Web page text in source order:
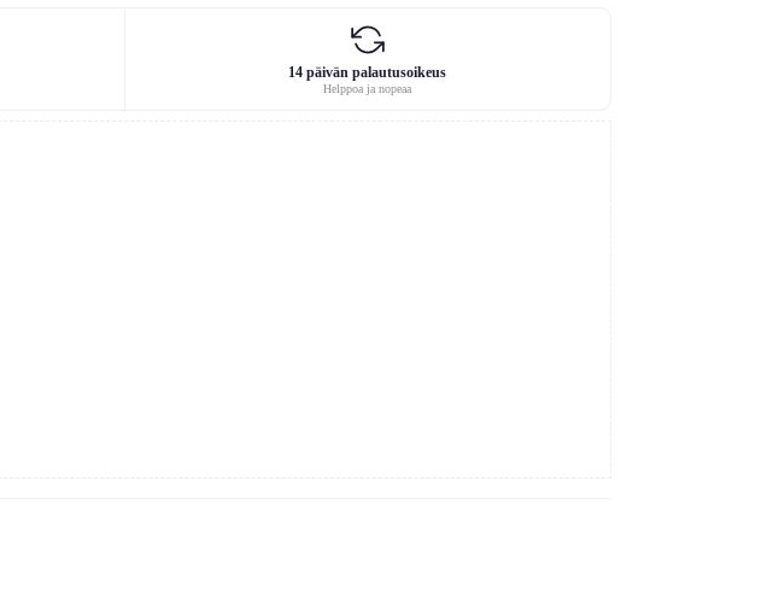
14 päivän palautusoikeus
Helppoa ja nopeaa